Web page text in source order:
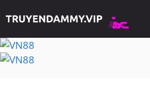
đến
nội
dung